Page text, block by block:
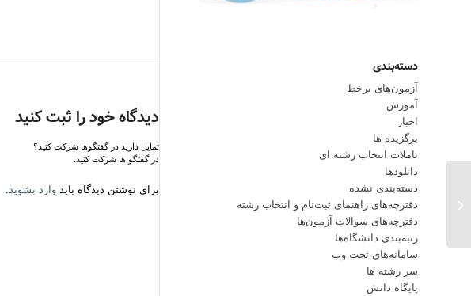
دیدگاه خود را ثبت کنید
تمایل دارید در گفتگوها شرکت کنید؟
در گفتگو ها شرکت کنید.
برای نوشتن دیدگاه باید وارد بشوید.
دسته‌بندی
آزمون‌های برخط
آموزش
اخبار
برگزیده ها
تاملات انتخاب رشته ای
دانلودها
دسته‌بندی نشده
دفترچه‌های راهنمای ثبت‌نام و انتخاب رشته
دفترچه‌‌های سوالات آزمون‌ها
رتبه‌بندی دانشگاه‌ها
سامانه‌های تحت وب
سر رشته ها
پایگاه دانش
احتمال راه‌اندازی رشته‌های مشترکِ
مهندسی داروسازی و علوم داده‌های
بهداشتی در آ...